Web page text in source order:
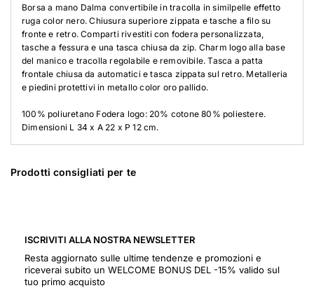
Borsa a mano Dalma convertibile in tracolla in similpelle effetto
ruga color nero. Chiusura superiore zippata e tasche a filo su
fronte e retro. Comparti rivestiti con fodera personalizzata,
tasche a fessura e una tasca chiusa da zip. Charm logo alla base
del manico e tracolla regolabile e removibile. Tasca a patta
frontale chiusa da automatici e tasca zippata sul retro. Metalleria
e piedini protettivi in metallo color oro pallido.
100% poliuretano Fodera logo: 20% cotone 80% poliestere.
Dimensioni L 34 x A 22 x P 12 cm.
Prodotti consigliati per te
ISCRIVITI ALLA NOSTRA NEWSLETTER
Resta aggiornato sulle ultime tendenze e promozioni e
riceverai subito un WELCOME BONUS DEL -15% valido sul
tuo primo acquisto